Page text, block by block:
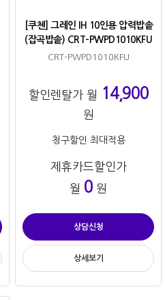
[쿠첸] 그레인 IH 10인용 압력밥솥
(잡곡밥솥) CRT-PWPD1010KFU
CRT-PWPD1010KFU
할인렌탈가 월 14,900
원
청구할인 최대적용
제휴카드할인가
월 0 원
상담신청
상세보기